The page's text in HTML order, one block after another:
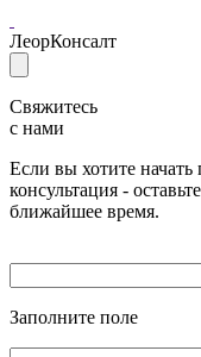
ЛеорКонсалт
Свяжитесь
с нами
Если вы хотите
консультация -
ближайшее время.
Заполните поле